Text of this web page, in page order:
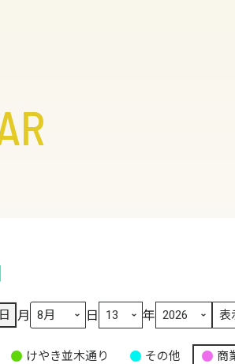
日 月 日 年
けやき並木通り その他 商